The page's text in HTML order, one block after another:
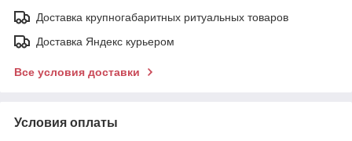
Доставка крупногабаритных ритуальных товаров
Доставка Яндекс курьером
Все условия доставки
Условия оплаты